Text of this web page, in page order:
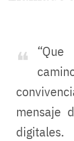
mensaje
digitales.